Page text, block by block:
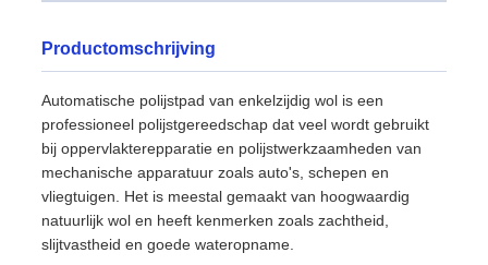
Productomschrijving
Automatische polijstpad van enkelzijdig wol is een
professioneel polijstgereedschap dat veel wordt gebruikt
bij oppervlakterepparatie en polijstwerkzaamheden van
mechanische apparatuur zoals auto's, schepen en
vliegtuigen. Het is meestal gemaakt van hoogwaardig
natuurlijk wol en heeft kenmerken zoals zachtheid,
slijtvastheid en goede wateropname.